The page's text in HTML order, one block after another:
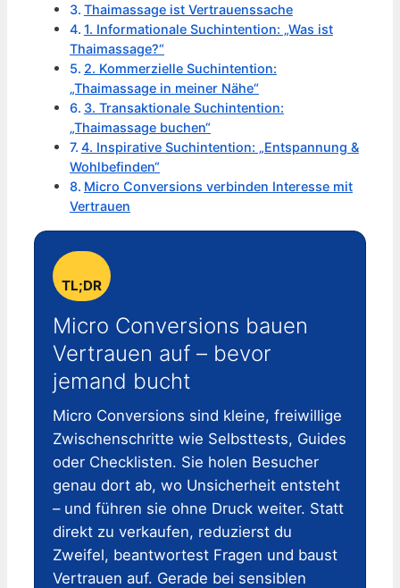
Thaimassage ist Vertrauenssache
1. Informationale Suchintention: „Was ist
Thaimassage?“
2. Kommerzielle Suchintention:
„Thaimassage in meiner Nähe“
3. Transaktionale Suchintention:
„Thaimassage buchen“
4. Inspirative Suchintention: „Entspannung &
Wohlbefinden“
Micro Conversions verbinden Interesse mit
Vertrauen
TL;DR
Micro Conversions bauen
Vertrauen auf – bevor
jemand bucht
Micro Conversions sind kleine, freiwillige
Zwischenschritte wie Selbsttests, Guides
oder Checklisten. Sie holen Besucher
genau dort ab, wo Unsicherheit entsteht
– und führen sie ohne Druck weiter. Statt
direkt zu verkaufen, reduzierst du
Zweifel, beantwortest Fragen und baust
Vertrauen auf. Gerade bei sensiblen